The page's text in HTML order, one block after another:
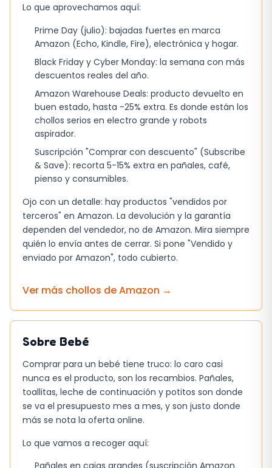
batería que dura hasta 3 sesiones con una
sola carga.
Limpieza y configuración sencillas gracias a
su sistema de extracción cerrado y menos
piezas que limpiar.
Se adapta al pecho con un flujo de leche
rápido gracias a la almohadilla de silicona
que se flexiona suavemente y se adapta al
Incluye biberones Natural Response con
tetina que se adapta al ritmo de
alimentación individual del bebé.
Ventajas
El extractor de leche Philips Avent ofrece
varias ventajas para las madres que lo utilizan.
Algunas de estas ventajas incluyen:
Mayor comodidad y flexibilidad en la
extracción de leche materna.
Menor estrés y fatiga gracias a su diseño
ergonómico y fácil de usar.
Mayor eficiencia en la extracción de leche
gracias a su tecnología avanzada.
El extractor de leche Philips Avent es una
Lo que aprovechamos aquí:
Prime Day (julio): bajadas fuertes en marca
Amazon (Echo, Kindle, Fire), electrónica y hogar.
Black Friday y Cyber Monday: la semana con más
descuentos reales del año.
Amazon Warehouse Deals: producto devuelto en
buen estado, hasta -25% extra. Es donde están los
chollos serios en electro grande y robots
aspirador.
Suscripción "Comprar con descuento" (Subscribe
& Save): recorta 5-15% extra en pañales, café,
pienso y consumibles.
Ojo con un detalle: hay productos "vendidos por
terceros" en Amazon. La devolución y la garantía
dependen del vendedor, no de Amazon. Mira siempre
quién lo envía antes de cerrar. Si pone "Vendido y
enviado por Amazon", todo cubierto.
Ver más chollos deAmazon →
Sobre Bebé
Comprar para un bebé tiene truco: lo caro casi
nunca es el producto, son los recambios. Pañales,
toallitas, leche de continuación y potitos son donde
se va el presupuesto mes a mes, y son justo donde
más se nota la oferta online.
Lo que vamos a recoger aquí:
Pañales en cajas grandes (suscripción Amazon